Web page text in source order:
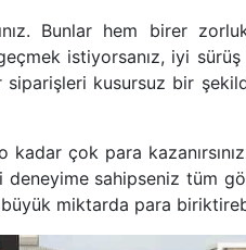
Bunlar hem birer
istiyorsanız, iyi
kusursuz bir
çok para
sahipseniz tüm
miktarda para